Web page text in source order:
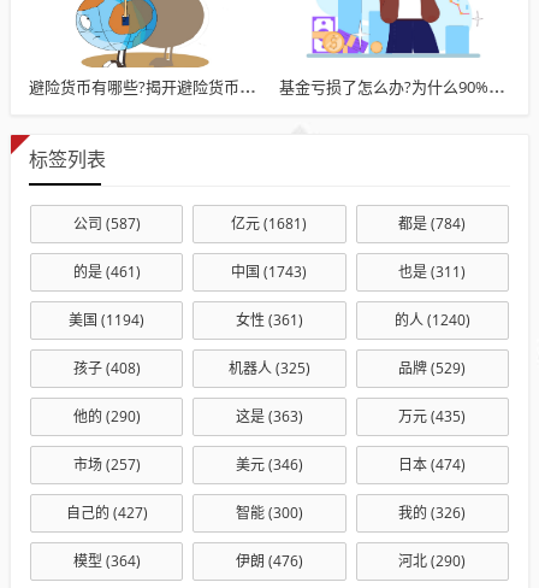
避险货币有哪些?揭开避险货币的三重真相 基金亏损了怎么办?为什么90%的人会在亏损时做错决定
标签列表
公司 (587) 亿元(1681) 都是(784)
的是(461) 中国 (1743) 也是(311)
美国 (1194) 女性 (361) 的人(1240)
孩子(408) 机器人(325) 品牌(529)
他的 (290) 这是(363) 万元(435)
市场(257) 美元(346) 日本(474)
自己的 (427) 智能(300) 我的 (326)
模型 (364) 伊朗 (476) 河北(290)